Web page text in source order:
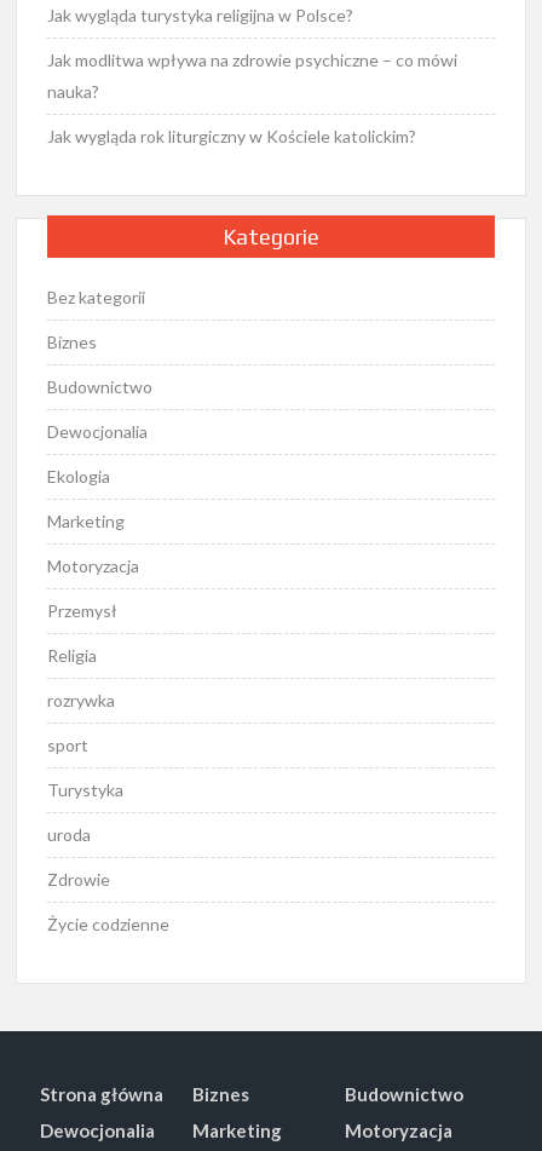
Jak wygląda turystyka religijna w Polsce?
Jak modlitwa wpływa na zdrowie psychiczne – co mówi
nauka?
Jak wygląda rok liturgiczny w Kościele katolickim?
Kategorie
Bez kategorii
Biznes
Budownictwo
Dewocjonalia
Ekologia
Marketing
Motoryzacja
Przemysł
Religia
rozrywka
sport
Turystyka
uroda
Zdrowie
Życie codzienne
Strona główna Biznes
Budownictwo
Dewocjonalia
Marketing Motoryzacja